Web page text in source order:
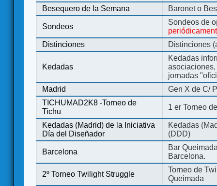
Besequero de la Semana
Baronet o
Sondeos
Sondeos de
Distinciones
Distinciones
Kedadas
Kedadas
jornadas
Madrid
Gen X de C/
TICHUMAD2K8 -Torneo de
Tichu
1 er Torneo
Kedadas (Madrid) de la Iniciativa
Día del Diseñador
Kedadas
(DDD)
Barcelona
Bar
Barcelona.
2º Torneo Twilight Struggle
Torneo de
Queimada